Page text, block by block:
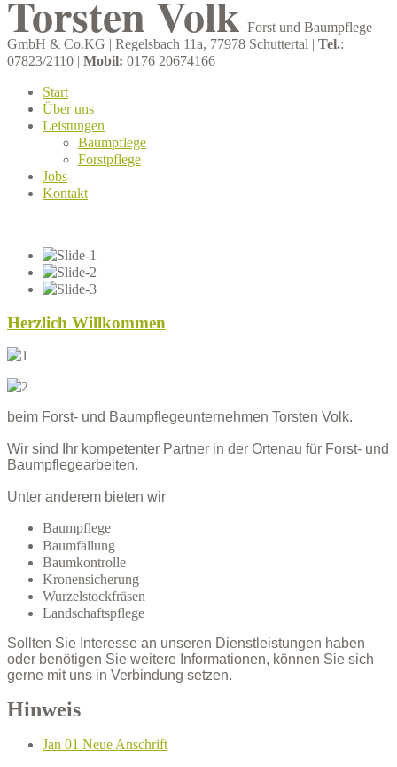
Torsten Volk Forst und Baumpflege
GmbH & Co.KG | Regelsbach 11a, 77978 Schuttertal | Tel.:
07823/2110 | Mobil: 0176 20674166
Start
Über uns
Leistungen
Baumpflege
Forstpflege
Jobs
Kontakt
Herzlich Willkommen
beim Forst- und Baumpflegeunternehmen Torsten Volk.
Wir sind Ihr kompetenter Partner in der Ortenau für Forst- und
Baumpflegearbeiten.
Unter anderem bieten wir
Baumpflege
Baumfällung
Baumkontrolle
Kronensicherung
Wurzelstockfräsen
Landschaftspflege
Sollten Sie Interesse an unseren Dienstleistungen haben
oder benötigen Sie weitere Informationen, können Sie sich
gerne mit uns in Verbindung setzen.
Hinweis
Jan 01 Neue Anschrift